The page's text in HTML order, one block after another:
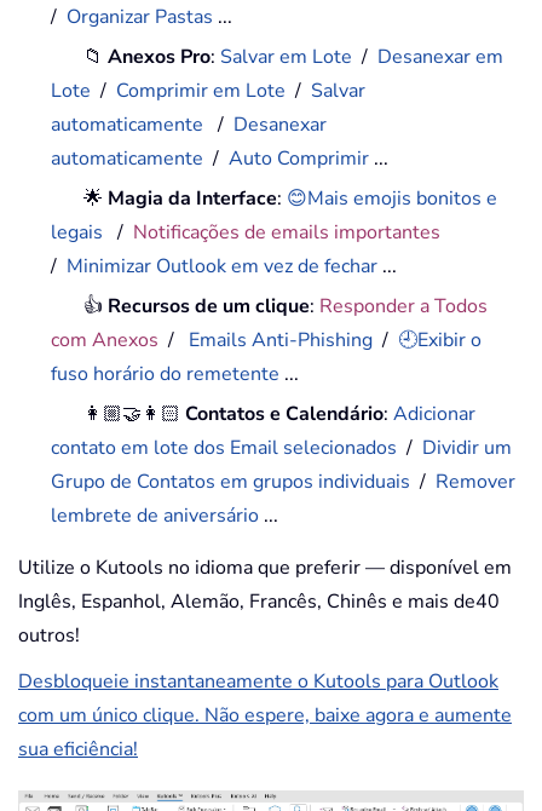
/ Organizar Pastas ...
📁Anexos Pro: Salvar em Lote / Desanexar em
Lote / Comprimir em Lote / Salvar
automaticamente / Desanexar
automaticamente /Auto Comprimir ...
🌟 Magia da Interface: 😊Mais emojis bonitos e
legais / Notificações de emails importantes
/ Minimizar Outlook em vez de fechar ...
👍 Recursos de um clique: Responder a Todos
com Anexos / Emails Anti-Phishing / 🕘Exibir o
fuso horário do remetente ...
👩🏼‍🤝‍👩🏻Contatos e Calendário:Adicionar
contato em lote dos Email selecionados / Dividir um
Grupo de Contatos em grupos individuais / Remover
lembrete de aniversário ...
Utilize o Kutools no idioma que preferir — disponível em
Inglês, Espanhol, Alemão, Francês, Chinês e mais de40
outros!
Desbloqueie instantaneamente o Kutools para Outlook
com um único clique. Não espere, baixe agora e aumente
sua eficiência!